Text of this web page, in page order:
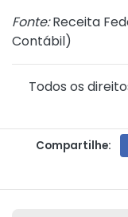
Fonte:Receita
Contábil)
Todos os
Compartilhe: